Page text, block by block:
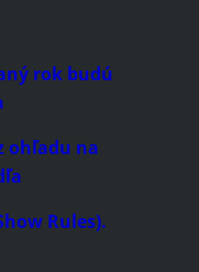
rok budú
ohľadu na
Rules).